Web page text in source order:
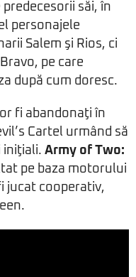
predecesorii săi, în
personajele
Salem şi Rios, ci
pe care
după cum doresc.
fi abandonaţi în
Cartel urmând să
iniţiali. Army of Two:
pe baza motorului
jucat cooperativ,